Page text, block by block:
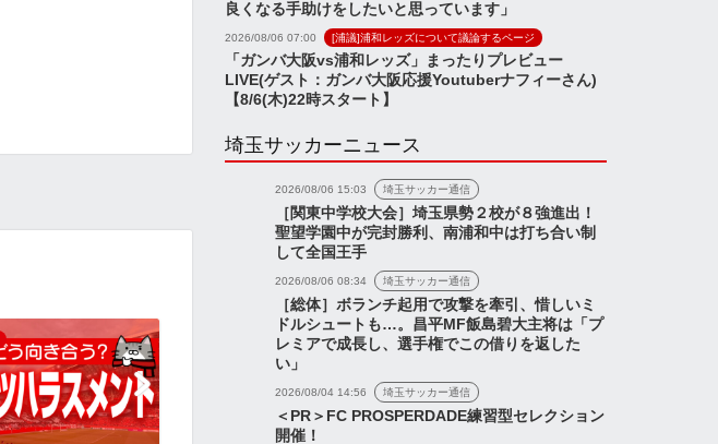
【徹底解説】知っておきた
いハンドの新基準。浦和の
試合で起きた「あの判定」
を検証【勝手...
浦議チャンネル
良くなる手助けをしたいと思っています」
2026/08/06 07:00 [浦議]浦和レッズについて議論するページ
「ガンバ大阪vs浦和レッズ」まったりプレビュー
LIVE(ゲスト：ガンバ大阪応援Youtuberナフィーさん)
【8/6(木)22時スタート】
埼玉サッカーニュース
2026/08/06 15:03 埼玉サッカー通信
［関東中学校大会］埼玉県勢２校が８強進出！
聖望学園中が完封勝利、南浦和中は打ち合い制
して全国王手
2026/08/06 08:34 埼玉サッカー通信
［総体］ボランチ起用で攻撃を牽引、惜しいミ
ドルシュートも…。昌平MF飯島碧大主将は「プ
レミアで成長し、選手権でこの借りを返した
い」
2026/08/04 14:56 埼玉サッカー通信
＜PR＞FC PROSPERDADE練習型セレクション
開催！